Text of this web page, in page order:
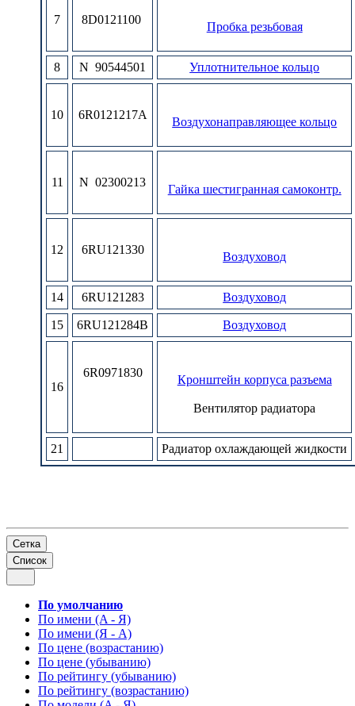
7 8D0121100
Пробка резьбовая
8 N 90544501 Уплотнительное кольцо
10 6R0121217A
Воздухонаправляющее кольцо
11 N 02300213
Гайка шестигранная самоконтр.
12 6RU121330
Воздуховод
14 6RU121283 Воздуховод
15 6RU121284B Воздуховод
16
6R0971830
Кронштейн корпуса разъема
Вентилятор радиатора
21 Pадиатор охлаждающей жидкости
Сетка
Список
По умолчанию
По имени (A - Я)
По имени (Я - A)
По цене (возрастанию)
По цене (убыванию)
По рейтингу (убыванию)
По рейтингу (возрастанию)